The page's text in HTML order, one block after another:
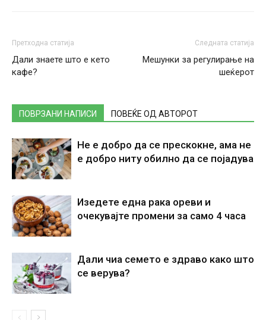
Претходна статија
Дали знаете што е кето
кафе?
Следната статија
Мешунки за регулирање на
шеќерот
ПОВРЗАНИ НАПИСИ ПОВЕЌЕ ОД АВТОРОТ
Не е добро да се прескокне, ама не
е добро ниту обилно да се појадува
Изедете една рака ореви и
очекувајте промени за само 4 часа
Дали чиа семето е здраво како што
се верува?